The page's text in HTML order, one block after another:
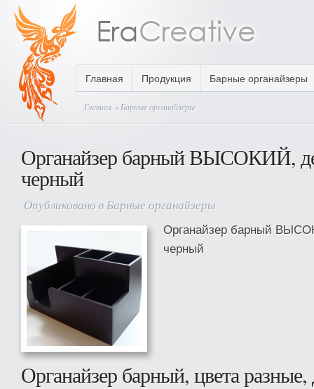
Главная Продукция Барные органайзеры
Главная » Барные органайзеры
Органайзер барный ВЫСОКИЙ,
черный
Опубликовано вБарные органайзеры
Органайзер барный
черный
Органайзер барный, цвета разные,